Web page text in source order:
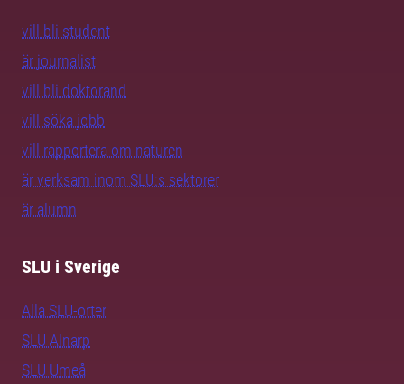
vill bli student
är journalist
vill bli doktorand
vill söka jobb
vill rapportera om naturen
är verksam inom SLU:s sektorer
är alumn
SLU i Sverige
Alla SLU-orter
SLU Alnarp
SLU Umeå